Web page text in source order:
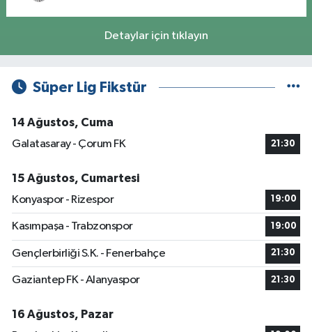
Detaylar için tıklayın
Süper Lig Fikstür
14 Ağustos, Cuma
Galatasaray - Çorum FK
21:30
15 Ağustos, Cumartesi
Konyaspor - Rizespor
19:00
Kasımpaşa - Trabzonspor 19:00
Gençlerbirliği S.K. - Fenerbahçe 21:30
Gaziantep FK - Alanyaspor 21:30
16 Ağustos, Pazar